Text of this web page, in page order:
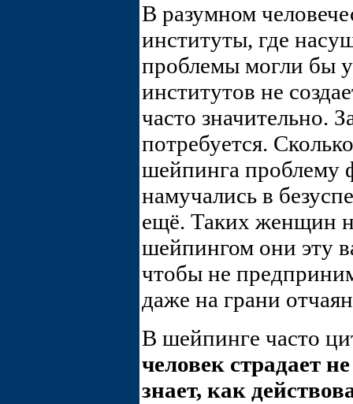
В разумном
институты, где
проблемы могли бы
институтов не
часто значительно.
потребуется.
шейпинга проблему
намучались в
ещё. Таких женщин
шейпингом они эту
чтобы не
даже на грани
В шейпинге часто
человек страдает
знает, как